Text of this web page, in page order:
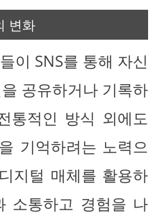
변화
이 SNS를 통해 자신
공유하거나 기록하
통적인 방식 외에도
기억하려는 노력으
지털 매체를 활용하
소통하고 경험을 나